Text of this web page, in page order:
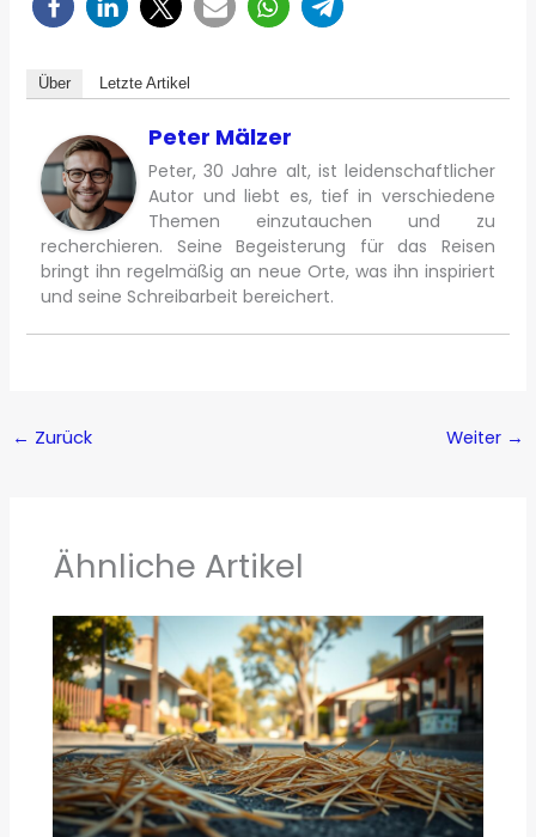
Über Letzte Artikel
Peter Mälzer
Peter, 30 Jahre alt, ist leidenschaftlicher
Autor und liebt es, tief in verschiedene
Themen einzutauchen und zu
recherchieren. Seine Begeisterung für das Reisen
bringt ihn regelmäßig an neue Orte, was ihn inspiriert
und seine Schreibarbeit bereichert.
← Zurück Weiter →
Ähnliche Artikel